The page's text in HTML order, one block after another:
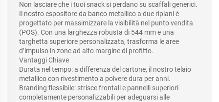
Non lasciare che i tuoi snack si perdano su scaffali generici.
Il nostro espositore da banco metallico a due ripiani è
progettato per massimizzare la visibilità nel punto vendita
(POS). Con una larghezza robusta di 544 mm e una
targhetta superiore personalizzata, trasforma le aree
d’impulso in zone ad alto margine di profitto.
Vantaggi Chiave
Durata nel tempo: a differenza del cartone, il nostro telaio
metallico con rivestimento a polvere dura per anni.
Branding flessibile: strisce frontali e pannelli superiori
completamente personalizzabili per adeguarsi alle